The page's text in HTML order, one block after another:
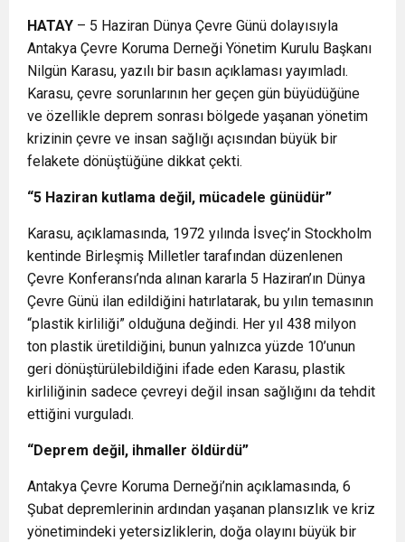
HATAY – 5 Haziran Dünya Çevre Günü dolayısıyla
Antakya Çevre Koruma Derneği Yönetim Kurulu Başkanı
Nilgün Karasu, yazılı bir basın açıklaması yayımladı.
Karasu, çevre sorunlarının her geçen gün büyüdüğüne
ve özellikle deprem sonrası bölgede yaşanan yönetim
krizinin çevre ve insan sağlığı açısından büyük bir
felakete dönüştüğüne dikkat çekti.
“5 Haziran kutlama değil, mücadele günüdür”
Karasu, açıklamasında, 1972 yılında İsveç’in Stockholm
kentinde Birleşmiş Milletler tarafından düzenlenen
Çevre Konferansı’nda alınan kararla 5 Haziran’ın Dünya
Çevre Günü ilan edildiğini hatırlatarak, bu yılın temasının
“plastik kirliliği” olduğuna değindi. Her yıl 438 milyon
ton plastik üretildiğini, bunun yalnızca yüzde 10’unun
geri dönüştürülebildiğini ifade eden Karasu, plastik
kirliliğinin sadece çevreyi değil insan sağlığını da tehdit
ettiğini vurguladı.
“Deprem değil, ihmaller öldürdü”
Antakya Çevre Koruma Derneği’nin açıklamasında, 6
Şubat depremlerinin ardından yaşanan plansızlık ve kriz
yönetimindeki yetersizliklerin, doğa olayını büyük bir